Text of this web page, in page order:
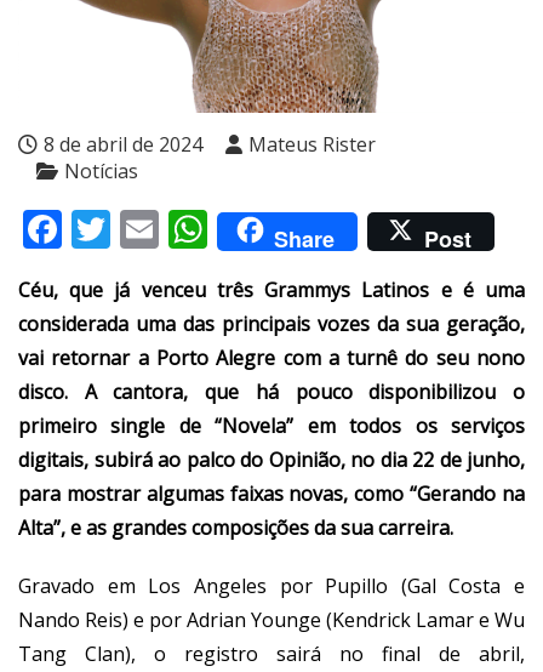
8 de abril de 2024
Mateus Rister
Notícias
Facebook
Twitter
EmailWhatsApp
Share Post
Céu, que já venceu três Grammys Latinos e é uma
considerada uma das principais vozes da sua geração,
vai retornar a Porto Alegre com a turnê do seu nono
disco. A cantora, que há pouco disponibilizou o
primeiro single de “Novela” em todos os serviços
digitais, subirá ao palco do Opinião, no dia 22 de junho,
para mostrar algumas faixas novas, como “Gerando na
Alta”, e as grandes composições da sua carreira.
Gravado em Los Angeles por Pupillo (Gal Costa e
Nando Reis) e por Adrian Younge (Kendrick Lamar e Wu
Tang Clan), o registro sairá no final de abril,